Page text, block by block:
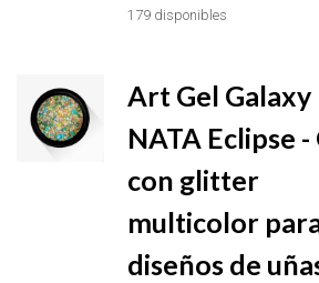
179 disponibles
Art Gel Galaxy
NATA Eclipse -
con glitter
multicolor
diseños de